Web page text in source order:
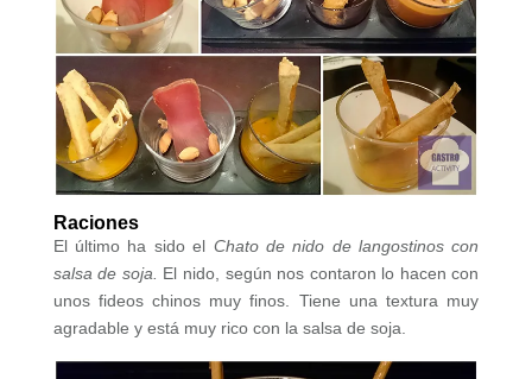
Raciones
El último ha sido el Chato de nido de langostinos con
salsa de soja. El nido, según nos contaron lo hacen con
unos fideos chinos muy finos. Tiene una textura muy
agradable y está muy rico con la salsa de soja.